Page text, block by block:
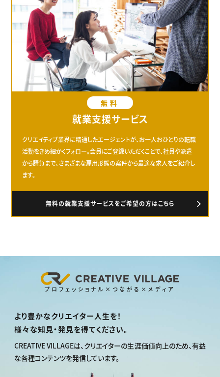
無料
就業支援サービス
クリエイティブ業界に精通したエージェントが、お一人おひとりの転職
活動をきめ細かくフォロー。会員にご登録いただくことで、社員や派遣
から請負まで、さまざまな雇用形態の案件から最適な求人をご紹介し
ます。
無料の就業支援サービスをご希望の方はこちら
プロフェッショナル×つながる×メディア
より豊かなクリエイター人生を！
様々な知見・発見を得てください。
CREATIVE VILLAGEは、 クリエイターの生涯価値向上のため、有益
な各種コンテンツを発信しています。